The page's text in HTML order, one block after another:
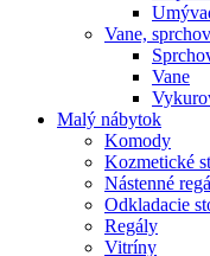
Vane,
Vane
Malý nábytok
Komody
Kozmetické
Nástenné
Odkladacie
Regály
Vitríny